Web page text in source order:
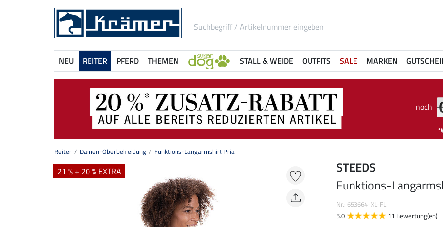
NEU REITER PFERD THEMEN STALL & WEIDE OUTFITS SALE MARKEN
noch
Reiter Damen-Oberbekleidung Funktions-Langarmshirt Pria
21 % + 20 % EXTRA
STEEDS
Funktions-
Nr.: 653664-XL-FL
5.0
11 Bewertung(en)